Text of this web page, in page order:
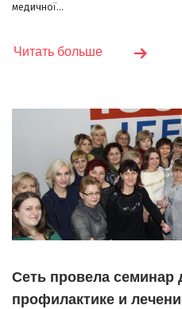
медичної...
Читать больше
Сеть провела семинар
профилактике и